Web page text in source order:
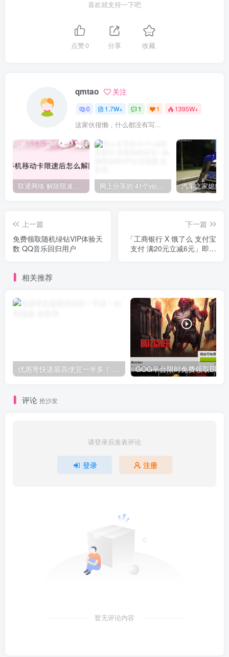
喜欢就支持一下吧
点赞0 分享 收藏
qmtao 关注
0 1.7W+ 1 1 1395W+
这家伙很懒，什么都没有写...
联通网络 解除限速方法参考！畅享、畅玩、老白干等及其它地区自测了 网上分享的 41个vip解析接口 有需要的拿去~ 免费看全网VIP会员视频
上一篇
免费领取随机绿钻VIP体验天
数 QQ音乐回归用户
下一篇
「工商银行 X 饿了么 支付宝
支付 满20元立减6元」即日
相关推荐
优惠寄快递最高便宜一半多！白鸽惠递
评论 抢沙发
请登录后发表评论
登录 注册
暂无评论内容